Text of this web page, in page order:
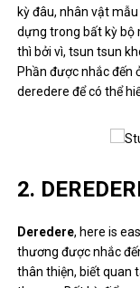
kỳ đâu, nhân vật
dựng trong bất kỳ bộ
thì bởi vì, tsun tsun
Phần được nhắc đến
deredere để có thể
2.
Deredere, here is
thương được nhắc
thân thiện, biết quan